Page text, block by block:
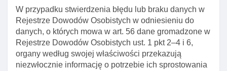
W przypadku stwierdzenia błędu lub braku danych w
Rejestrze Dowodów Osobistych w odniesieniu do
danych, o których mowa w art. 56 dane gromadzone w
Rejestrze Dowodów Osobistych ust. 1 pkt 2–4 i 6,
organy według swojej właściwości przekazują
niezwłocznie informację o potrzebie ich sprostowania
Art. 49a. Powiadomienie o ubezwłasnowolnieniu
posiadacza dowodu
Art. 50. Unieważnienie dowodu osobistego
Art. 51. Właściwość organów w sprawach
unieważnienia dowodu osobistego